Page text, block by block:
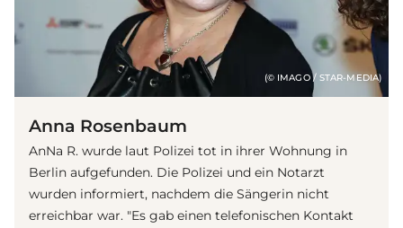
(© IMAGO / STAR-MEDIA)
Anna Rosenbaum
AnNa R. wurde laut Polizei tot in ihrer Wohnung in
Berlin aufgefunden. Die Polizei und ein Notarzt
wurden informiert, nachdem die Sängerin nicht
erreichbar war. "Es gab einen telefonischen Kontakt